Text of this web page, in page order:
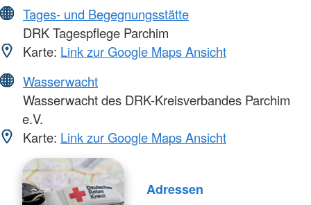
Tages- und Begegnungsstätte
DRK Tagespflege Parchim
Karte: Link zur Google Maps Ansicht
Wasserwacht
Wasserwacht des DRK-Kreisverbandes Parchim
e.V.
Karte: Link zur Google Maps Ansicht
Adressen